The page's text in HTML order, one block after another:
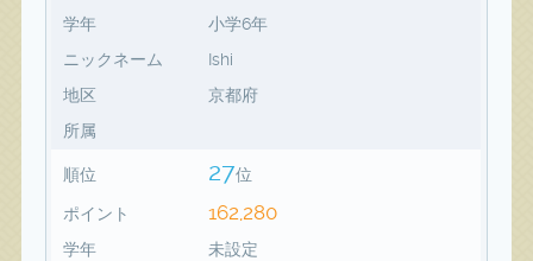
学年
小学6年
ニックネーム
Ishi
地区
京都府
所属
順位 27位
ポイント 162,280
学年
未設定